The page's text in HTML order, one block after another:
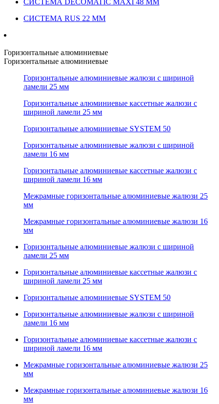
СИСТЕМА DECOMATIC MAXI 48 ММ
СИСТЕМА RUS 22 ММ
Горизонтальные алюминиевые
Горизонтальные алюминиевые
Горизонтальные алюминиевые жалюзи с шириной
ламели 25 мм
Горизонтальные алюминиевые кассетные жалюзи с
шириной ламели 25 мм
Горизонтальные алюминиевые SYSTEM 50
Горизонтальные алюминиевые жалюзи с шириной
ламели 16 мм
Горизонтальные алюминиевые кассетные жалюзи с
шириной ламели 16 мм
Межрамные горизонтальные алюминиевые жалюзи 25
мм
Межрамные горизонтальные алюминиевые жалюзи 16
мм
Горизонтальные алюминиевые жалюзи с шириной
ламели 25 мм
Горизонтальные алюминиевые кассетные жалюзи с
шириной ламели 25 мм
Горизонтальные алюминиевые SYSTEM 50
Горизонтальные алюминиевые жалюзи с шириной
ламели 16 мм
Горизонтальные алюминиевые кассетные жалюзи с
шириной ламели 16 мм
Межрамные горизонтальные алюминиевые жалюзи 25
мм
Межрамные горизонтальные алюминиевые жалюзи 16
мм